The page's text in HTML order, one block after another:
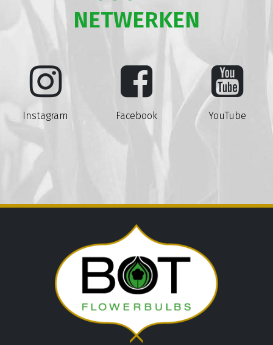
NETWERKEN
Instagram Facebook YouTube